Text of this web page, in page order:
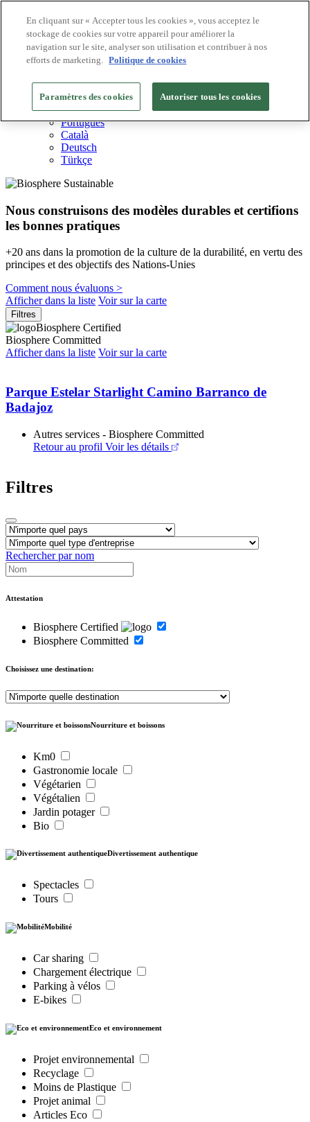
Destinations Biosphere
Entreprises Biosphere
Comment nous valorisons
FR
English
Español
Português
Català
Deutsch
Türkçe
Nous construisons des modèles durables et certifions
les bonnes pratiques
+20 ans dans la promotion de la culture de la durabilité, en vertu des
principes et des objectifs des Nations-Unies
Comment nous évaluons >
Afficher dans la liste Voir sur la carte
Filtres
Biosphere Certified
Biosphere Committed
Afficher dans la liste Voir sur la carte
Parque Estelar Starlight Camino Barranco de
Badajoz
Autres services - Biosphere Committed
Retour au profil Voir les détails
Filtres
Rechercher par nom
Attestation
Biosphere Certified
Biosphere Committed
Choisissez une destination:
Nourriture et boissons
Km0
Gastronomie locale
Végétarien
Végétalien
Jardin potager
Bio
Divertissement authentique
Spectacles
Tours
Mobilité
Car sharing
Chargement électrique
Parking à vélos
E-bikes
Eco et environnement
Projet environnemental
Recyclage
Moins de Plastique
Projet animal
Articles Eco
En cliquant sur « Accepter tous les cookies », vous acceptez le
stockage de cookies sur votre appareil pour améliorer la
navigation sur le site, analyser son utilisation et contribuer à nos
efforts de marketing. Politique de cookies
Paramètres des cookies Autoriser tous les cookies